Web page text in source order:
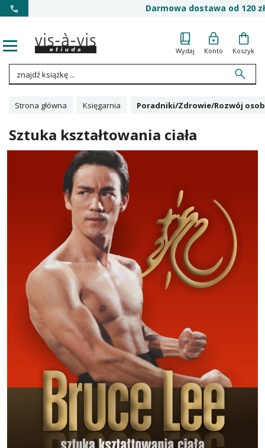
Darmowa dostawa od 120 zł
Wydaj Konto Koszyk
Strona główna Księgarnia Poradniki/Zdrowie/Rozwój
Sztuka kształtowania ciała